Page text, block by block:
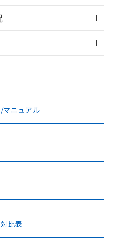
影響
会員登録
だく前に、以下を必ずお読
Cd Cr(VI)
BV型式承認
（フランス
KR型式
（韓国
No No
規格認証/適合状況ページへ
ページからご検索ください
マニュアル
比表